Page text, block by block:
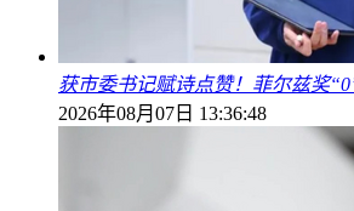
获市委书记赋诗点赞！菲尔兹奖
2026年08月07日 13:36:48